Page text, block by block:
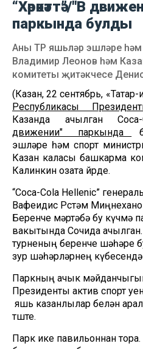
“Хәрәкәттә”/"В
паркында булды
Аны ТР яшьләр эшләре
Владимир Леонов һәм
комитеты җитәкчесе
(Казан, 22 сентябрь,
Республикасы
Казанда ачылган
движении" паркында
эшләре һәм спорт
Казан каласы башкарма
Калинкин озата йөрде.
“Coca-Cola Hellenic”
Вафеидис Рөстәм
Беренче мәртәбә бу күчмә
вакытында Сочида
турненың беренче шәһәре
зур шәһәрләрнең күбесендә
Паркның ачык
Президенты актив спорт
яшь казанлылар белән
төште.
Парк ике павильоннан